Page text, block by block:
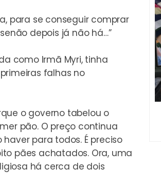
para se conseguir comprar
depois já não há…”
como Irmã Myri, tinha
falhas no
o governo tabelou o
pão. O preço continua
para todos. É preciso
pães achatados. Ora, uma
há cerca de dois